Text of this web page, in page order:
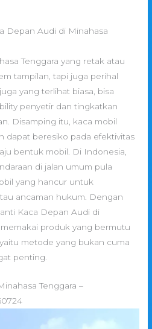
Depan Audi di Minahasa
Tenggara yang retak atau
tampilan, tapi juga perihal
yang terlihat biasa, bisa
penyetir dan tingkatkan
Disamping itu, kaca mobil
dapat beresiko pada efektivitas
bentuk mobil. Di Indonesia,
di jalan umum pula
yang hancur untuk
ancaman hukum. Dengan
Kaca Depan Audi di
produk yang bermutu
metode yang bukan cuma
penting.
Tenggara –